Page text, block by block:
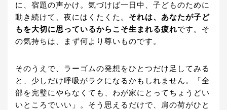
に、宿題の声かけ。気づけば一日中、子どものために
動き続けて、夜にはくたくた。 それは、あなたが子ど
もを大切に思っているからこそ生まれる疲れです。そ
の気持ちは、まず何より尊いものです。
そのうえで、ラーゴムの発想をひとつだけ足してみる
と、少しだけ呼吸がラクになるかもしれません。「全
部を完璧にやらなくても、わが家にとってちょうどい
いところでいい」。そう思えるだけで、肩の荷がひと